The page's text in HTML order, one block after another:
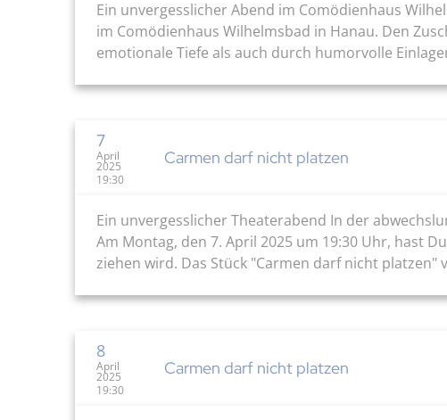
Ein unvergesslicher Abend im Comödienhaus
im Comödienhaus Wilhelmsbad in Hanau. Den
emotionale Tiefe als auch durch humorvolle
7
April
2025
19:30
Carmen darf nicht platzen
Ein unvergesslicher Theaterabend In der
Am Montag, den 7. April 2025 um 19:30 Uhr, hast
ziehen wird. Das Stück "Carmen darf nicht
8
April
2025
19:30
Carmen darf nicht platzen